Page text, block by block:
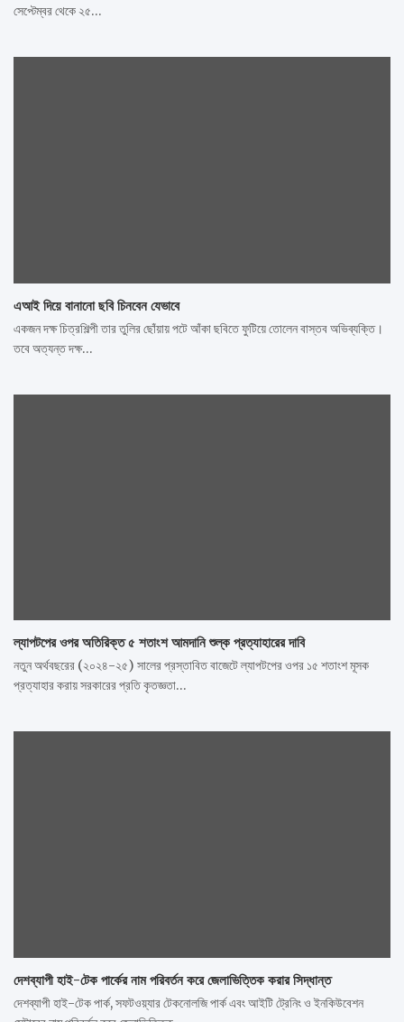
সেপ্টেম্বর থেকে ২৫…
এআই দিয়ে বানানো ছবি চিনবেন যেভাবে
একজন দক্ষ চিত্রশিল্পী তার তুলির ছোঁয়ায় পটে আঁকা ছবিতে ফুটিয়ে তোলেন বাস্তব অভিব্যক্তি।
তবে অত্যন্ত দক্ষ…
ল্যাপটপের ওপর অতিরিক্ত ৫ শতাংশ আমদানি শুল্ক প্রত্যাহারের দাবি
নতুন অর্থবছরের (২০২৪-২৫) সালের প্রস্তাবিত বাজেটে ল্যাপটপের ওপর ১৫ শতাংশ মূসক
প্রত্যাহার করায় সরকারের প্রতি কৃতজ্ঞতা…
দেশব্যাপী হাই-টেক পার্কের নাম পরিবর্তন করে জেলাভিত্তিক করার সিদ্ধান্ত
দেশব্যাপী হাই-টেক পার্ক, সফটওয়্যার টেকনোলজি পার্ক এবং আইটি ট্রেনিং ও ইনকিউবেশন